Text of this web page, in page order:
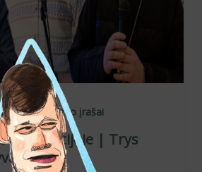
, Vaizdo įrašai
Estijoje | Trys